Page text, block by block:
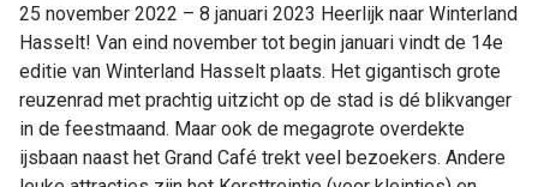
25 november 2022 – 8 januari 2023 Heerlijk naar Winterland
Hasselt! Van eind november tot begin januari vindt de 14e
editie van Winterland Hasselt plaats. Het gigantisch grote
reuzenrad met prachtig uitzicht op de stad is dé blikvanger
in de feestmaand. Maar ook de megagrote overdekte
ijsbaan naast het Grand Café trekt veel bezoekers. Andere